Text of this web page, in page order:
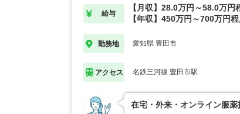
給与
【月収】28.0万円～58.0万円
【年収】450万円～700万円
勤務地 愛知県 豊田市
アクセス 名鉄三河線 豊田市駅
在宅・外来・オンライン服薬